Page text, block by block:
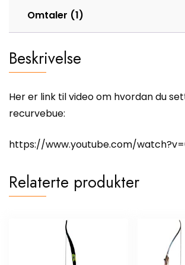
Omtaler (1)
Beskrivelse
Her er link til video om hvordan du
recurvebue:
https://www.youtube.com/
Relaterte produkter